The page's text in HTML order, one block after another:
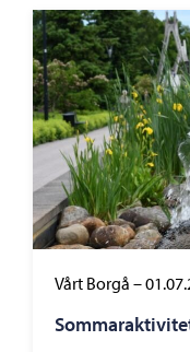
Vårt Borgå –